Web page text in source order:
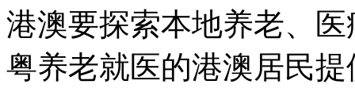
港澳要探索本地养老、
粤养老就医的港澳居民